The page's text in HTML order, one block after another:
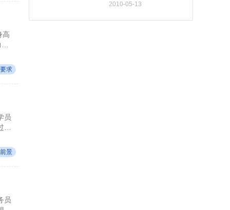
高
求
员
景
员
2010-05-13